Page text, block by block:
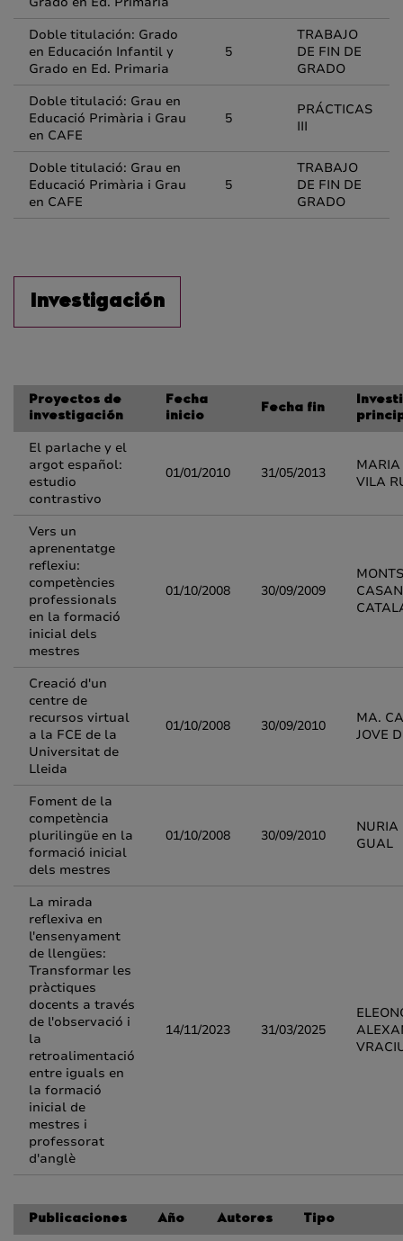
Doble titulación: Grado
en Educación Infantil y
Grado en Ed. Primaria
5
TRABAJO
DE FIN DE
GRADO
Doble titulació: Grau en
Educació Primària i Grau
en CAFE
5
PRÁCTICAS
III
Doble titulació: Grau en
Educació Primària i Grau
en CAFE
5
TRABAJO
DE FIN DE
GRADO
Investigación
Proyectos de
investigación
Fecha
inicio
Fecha fin
El parlache y el
argot español:
estudio
contrastivo
01/01/2010 31/05/2013
MARIA
VILA
Vers un
aprenentatge
reflexiu:
competències
professionals
en la formació
inicial dels
mestres
01/10/2008 30/09/2009
Creació d'un
centre de
recursos virtual
a la FCE de la
Universitat de
Lleida
01/10/2008 30/09/2010
MA.
JOVE
Foment de la
competència
plurilingüe en la
formació inicial
dels mestres
01/10/2008 30/09/2010
NURIA
GUAL
La mirada
reflexiva en
l'ensenyament
de llengües:
Transformar les
pràctiques
docents a través
de l'observació i
la
retroalimentació
entre iguals en
la formació
inicial de
mestres i
professorat
d'anglè
14/11/2023 31/03/2025
Publicaciones Año Autores Tipo